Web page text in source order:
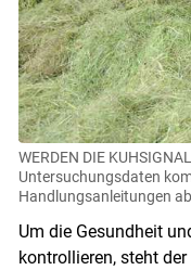
WERDEN DIE
Untersuchungsdaten
Handlungsanleitungen
Um die Gesundheit
kontrollieren, steht